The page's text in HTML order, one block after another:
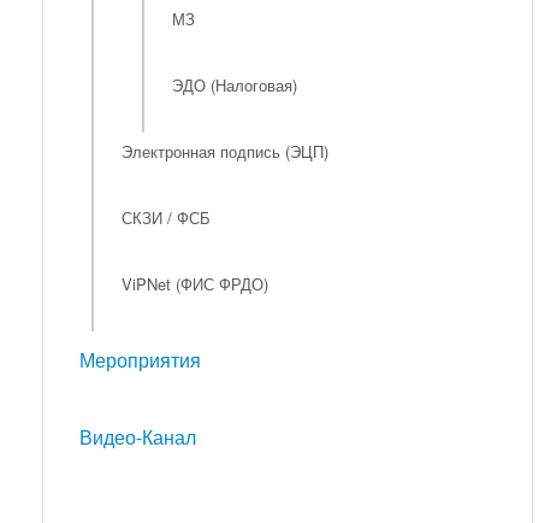
МЗ
ЭДО (Налоговая)
Электронная подпись (ЭЦП)
СКЗИ / ФСБ
ViPNet (ФИС ФРДО)
Мероприятия
Видео-Канал